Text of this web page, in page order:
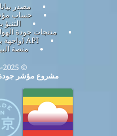
مصدر
حساب
التنبؤ
منتجات جودة
API (واجهة برمجة التطبيقات)
منصة
© 2008-2025
مشروع مؤشر جودة